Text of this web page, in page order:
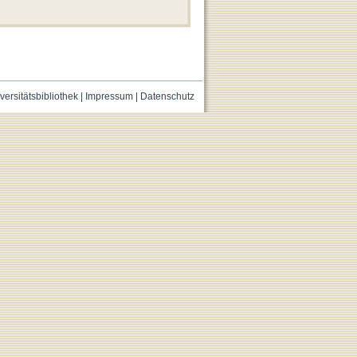
| Impressum| Datenschutz